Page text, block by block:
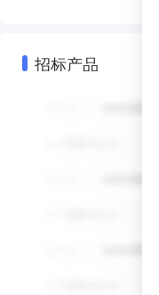
招标产品